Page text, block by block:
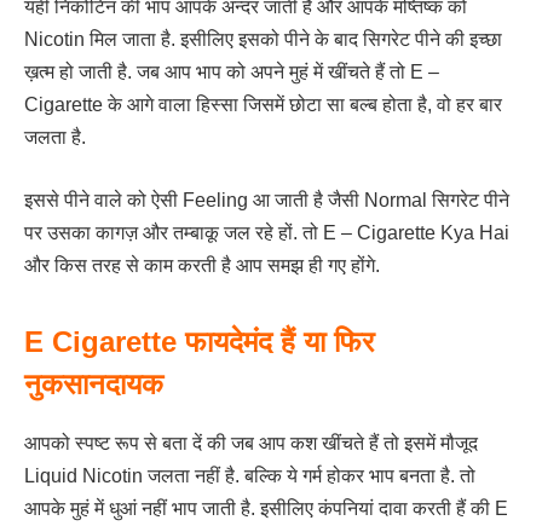
यही निकोटिन की भाप आपके अन्दर जाती है और आपके मष्तिष्क को
Nicotin मिल जाता है. इसीलिए इसको पीने के बाद सिगरेट पीने की इच्छा
ख़त्म हो जाती है. जब आप भाप को अपने मुहं में खींचते हैं तो E –
Cigarette के आगे वाला हिस्सा जिसमें छोटा सा बल्ब होता है, वो हर बार
जलता है.
इससे पीने वाले को ऐसी Feeling आ जाती है जैसी Normal सिगरेट पीने
पर उसका कागज़ और तम्बाकू जल रहे हों. तो E – Cigarette Kya Hai
और किस तरह से काम करती है आप समझ ही गए होंगे.
E Cigarette फायदेमंद हैं या फिर
नुकसानदायक
आपको स्पष्ट रूप से बता दें की जब आप कश खींचते हैं तो इसमें मौजूद
Liquid Nicotin जलता नहीं है. बल्कि ये गर्म होकर भाप बनता है. तो
आपके मुहं में धुआं नहीं भाप जाती है. इसीलिए कंपनियां दावा करती हैं की E